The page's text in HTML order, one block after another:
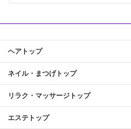
ヘアトップ
ネイル・まつげトップ
リラク・マッサージトップ
エステトップ